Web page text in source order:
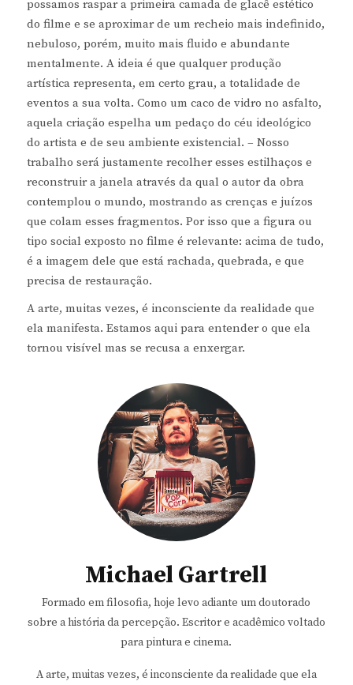
possamos raspar a primeira camada de glacê estético
do filme e se aproximar de um recheio mais indefinido,
nebuloso, porém, muito mais fluido e abundante
mentalmente. A ideia é que qualquer produção
artística representa, em certo grau, a totalidade de
eventos a sua volta. Como um caco de vidro no asfalto,
aquela criação espelha um pedaço do céu ideológico
do artista e de seu ambiente existencial. – Nosso
trabalho será justamente recolher esses estilhaços e
reconstruir a janela através da qual o autor da obra
contemplou o mundo, mostrando as crenças e juízos
que colam esses fragmentos. Por isso que a figura ou
tipo social exposto no filme é relevante: acima de tudo,
é a imagem dele que está rachada, quebrada, e que
precisa de restauração.
A arte, muitas vezes, é inconsciente da realidade que
ela manifesta. Estamos aqui para entender o que ela
tornou visível mas se recusa a enxergar.
Michael Gartrell
Formado em filosofia, hoje levo adiante um doutorado
sobre a história da percepção. Escritor e acadêmico voltado
para pintura e cinema.
A arte, muitas vezes, é inconsciente da realidade que ela